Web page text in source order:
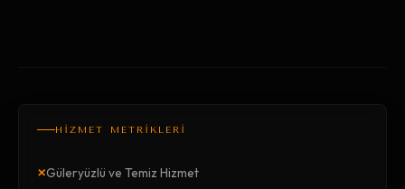
HİZMET METRİKLERİ
×Güleryüzlü ve Temiz Hizmet